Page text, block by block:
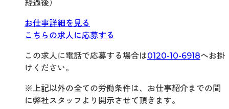
経過後）
お仕事詳細を見る
こちらの求人に応募する
この求人に電話で応募する場合は0120-10-6918へお掛
けください。
※上記以外の全ての労働条件は、お仕事紹介までの間
に弊社スタッフより開示させて頂きます。